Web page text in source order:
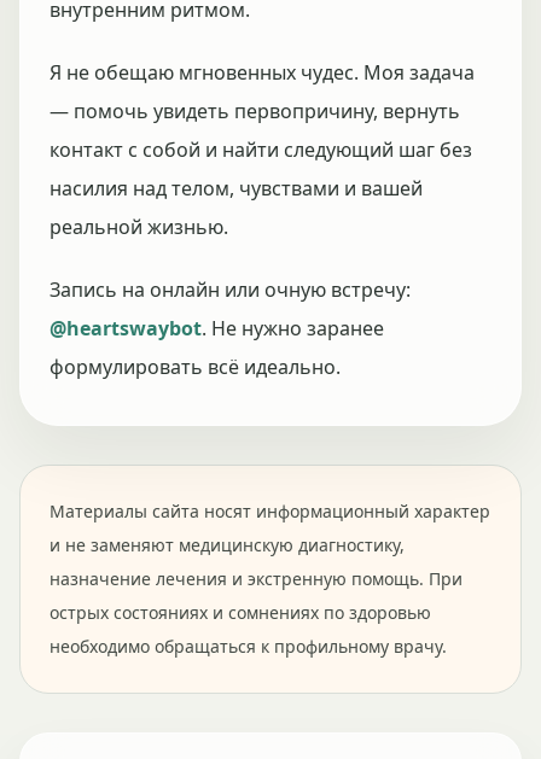
внутренним ритмом.
Я не обещаю мгновенных чудес. Моя задача
— помочь увидеть первопричину, вернуть
контакт с собой и найти следующий шаг без
насилия над телом, чувствами и вашей
реальной жизнью.
Запись на онлайн или очную встречу:
@heartswaybot. Не нужно заранее
формулировать всё идеально.
Материалы сайта носят информационный характер
и не заменяют медицинскую диагностику,
назначение лечения и экстренную помощь. При
острых состояниях и сомнениях по здоровью
необходимо обращаться к профильному врачу.